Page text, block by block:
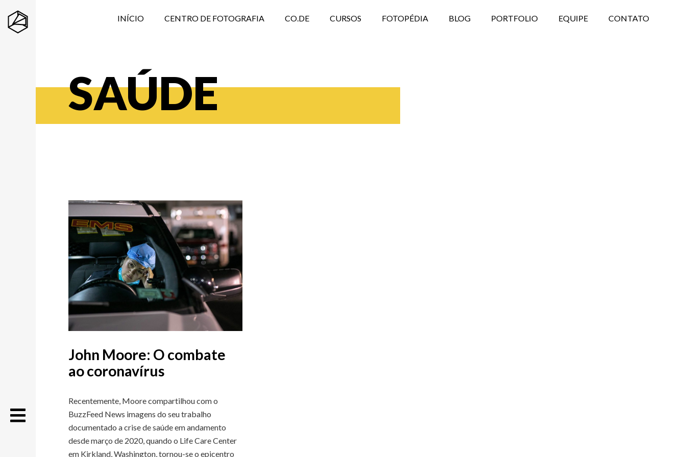
INÍCIO CENTRO DE FOTOGRAFIA CO.DE CURSOS FOTOPÉDIA BLOG PORTFOLIO EQUIPE CONTATO
SAÚDE
John Moore: O combate
ao coronavírus
Recentemente, Moore compartilhou com o
BuzzFeed News imagens do seu trabalho
documentado a crise de saúde em andamento
desde março de 2020, quando o Life Care Center
em Kirkland, Washington, tornou-se o epicentro